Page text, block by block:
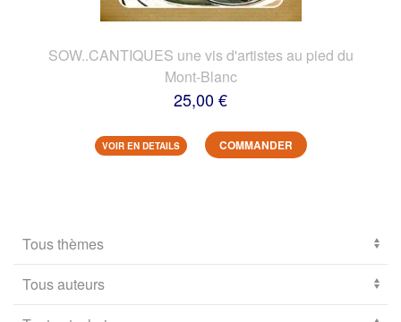
SOW..CANTIQUES une vis d'artistes au pied du
Mont-Blanc
25,00 €
VOIR EN DETAILS COMMANDER